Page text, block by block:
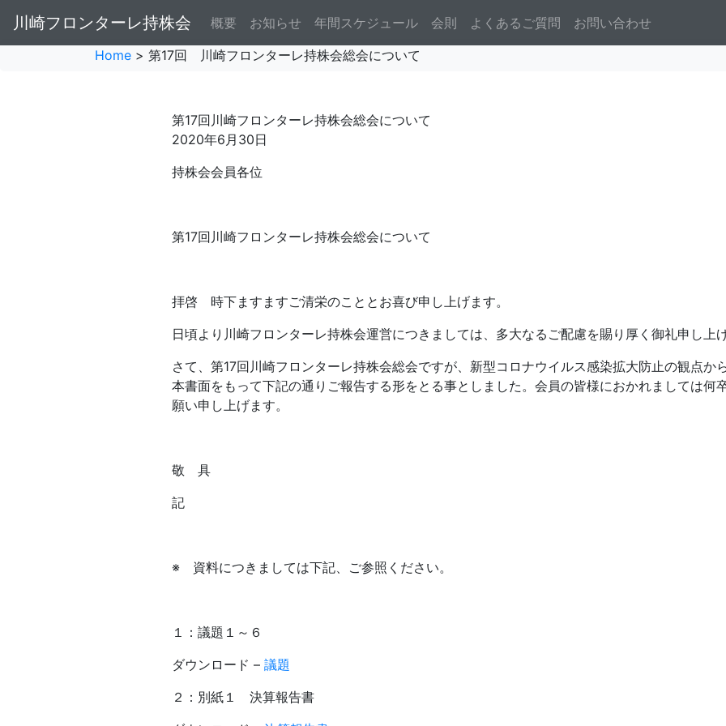
川崎フロンターレ持株会 概要 お知らせ 年間スケジュール 会則 よくあるご質問
お問い合わせ
Home > 第17回 川崎フロンターレ持株会総会について
第17回川崎フロンターレ持株会総会について
2020年6月30日
持株会会員各位
第17回川崎フロンターレ持株会総会について
拝啓 時下ますますご清栄のこととお喜び申し上げます。
日頃より川崎フロンターレ持株会運営につきましては、多大なるご配慮を賜り厚く御礼申し上
さて、第17回川崎フロンターレ持株会総会ですが、新型コロナウイルス感染拡大防止の観点か
本書面をもって下記の通りご報告する形をとる事としました。会員の皆様におかれましては何
願い申し上げます。
敬 具
記
※ 資料につきましては下記、ご参照ください。
１：議題１～６
ダウンロード – 議題
２：別紙１ 決算報告書